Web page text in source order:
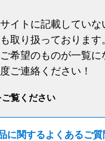
サイトに記載していな
も取り扱っております
ご希望のものが一覧に
度ご連絡ください！
覧ください
に関するよくあるご質